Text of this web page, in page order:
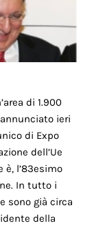
di 1.900
ieri
di Expo
dell’Ue
è, l’83esimo
In tutto i
sono già circa
della